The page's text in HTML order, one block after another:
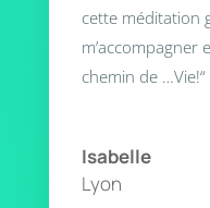
cette méditation
m’accompagner
chemin de …Vie!“
Isabelle
Lyon